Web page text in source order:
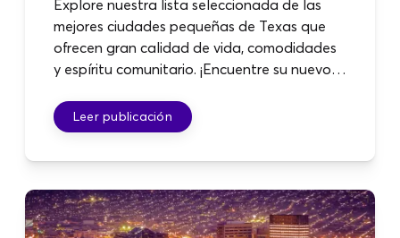
Explore nuestra lista seleccionada de las
mejores ciudades pequeñas de Texas que
ofrecen gran calidad de vida, comodidades
y espíritu comunitario. ¡Encuentre su nuevo
Leer publicación